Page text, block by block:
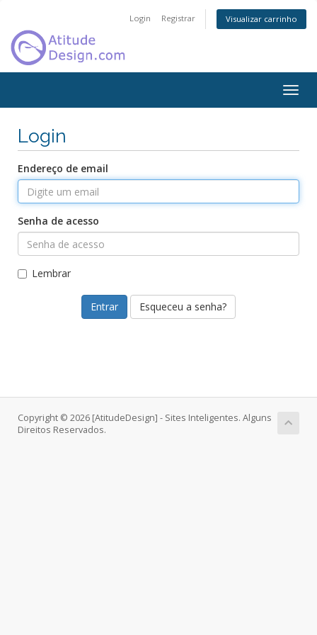
Login Registrar Visualizar carrinho
Login
Endereço de email
Senha de acesso
Lembrar
Esqueceu a senha?
Copyright © 2026 [AtitudeDesign] - Sites Inteligentes. Alguns
Direitos Reservados.